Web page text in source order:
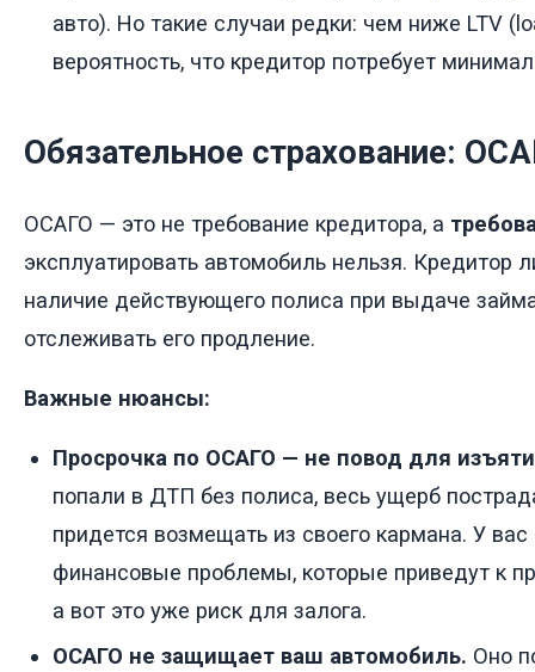
авто). Но такие случаи редки: чем ниже LTV
вероятность, что кредитор потребует
Обязательное страхование:
ОСАГО — это не требование кредитора, а
эксплуатировать автомобиль нельзя. Кредитор
наличие действующего полиса при выдаче
отслеживать его продление.
Важные нюансы:
Просрочка по ОСАГО — не повод для
попали в ДТП без полиса, весь ущерб
придется возмещать из своего кармана. У вас
финансовые проблемы, которые приведут к
а вот это уже риск для залога.
ОСАГО не защищает ваш автомобиль. Оно